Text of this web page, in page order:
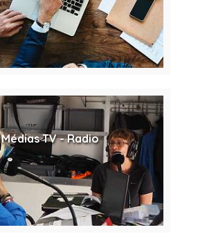
Médias TV - Radio